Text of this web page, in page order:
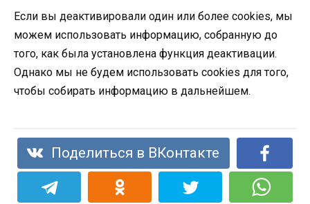
Если вы деактивировали один или более cookies, мы
можем использовать информацию, собранную до
того, как была установлена функция деактивации.
Однако мы не будем использовать cookies для того,
чтобы собирать информацию в дальнейшем.
Поделиться в ВКонтакте